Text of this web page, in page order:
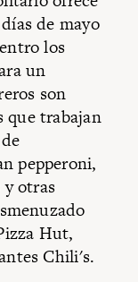
de mayo
los
un
son
que trabajan
pepperoni,
otras
Hut,
Chili's.